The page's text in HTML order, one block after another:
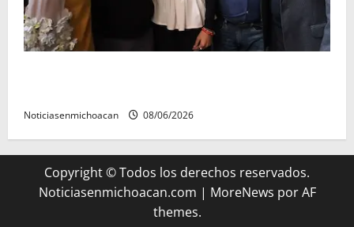
Noticiasenmichoacan 08/06/2026
Copyright © Todos los derechos reservados.
Noticiasenmichoacan.com | MoreNews por AF
themes.